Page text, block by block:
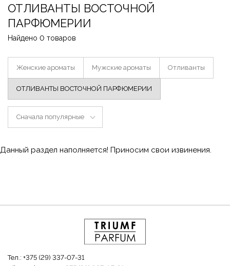
ОТЛИВАНТЫ ВОСТОЧНОЙ
ПАРФЮМЕРИИ
Найдено 0 товаров
Женские ароматы Мужские ароматы Отливанты
ОТЛИВАНТЫ ВОСТОЧНОЙ ПАРФЮМЕРИИ
Сначала популярные
Данный раздел наполняется! Приносим свои извинения.
Тел.: +375 (29) 337-07-31